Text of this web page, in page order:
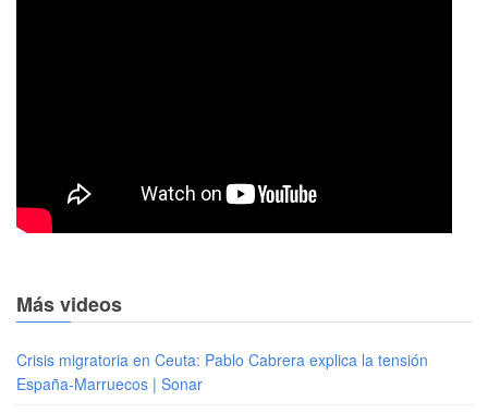
Más videos
Crisis migratoria en Ceuta: Pablo Cabrera explica la tensión
España-Marruecos | Sonar